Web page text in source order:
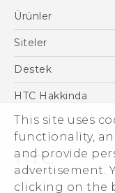
This site uses
functionality,
and provide
advertisement.
clicking on the
Ürünler
Akıllı Telefonlar
VIVE
Siteler
HTC Dev
Destek
Destek Merkezi
HTC Hakkinda
ESG
Yatırımcı
Gizlilik Politikası
Ürün Güvenliği